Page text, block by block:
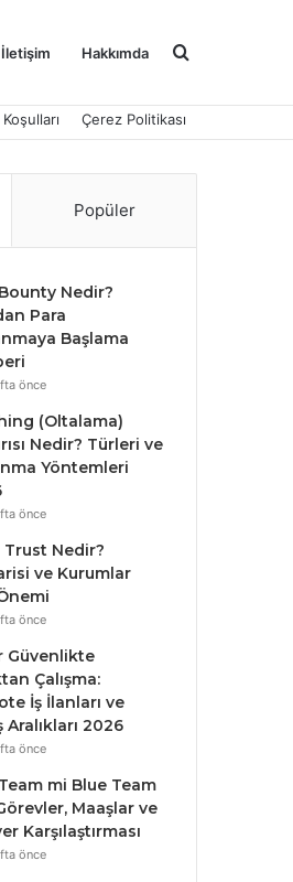
İletişim Hakkımda Arama
Çerez Politikası
Popüler
Nedir?
Para
Başlama
önce
(Oltalama)
Nedir? Türleri ve
Yöntemleri
önce
Trust Nedir?
ve Kurumlar
önce
Güvenlikte
Çalışma:
İş İlanları ve
Aralıkları 2026
önce
mi Blue Team
Maaşlar ve
Karşılaştırması
önce